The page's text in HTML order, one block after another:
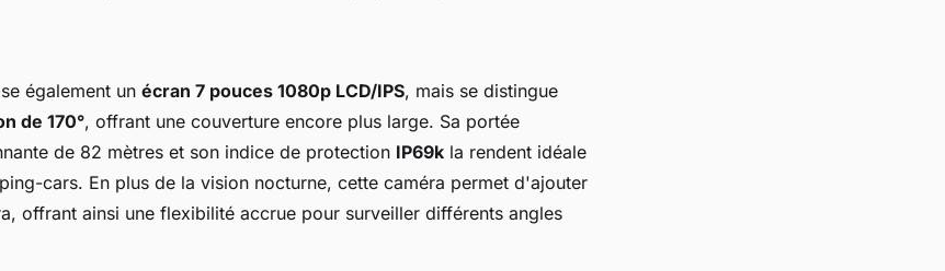
également un écran 7 pouces 1080p LCD/IPS, mais se distingue
de 170°, offrant une couverture encore plus large. Sa portée
de 82 mètres et son indice de protection IP69k la rendent idéale
cars. En plus de la vision nocturne, cette caméra permet d'ajouter
offrant ainsi une flexibilité accrue pour surveiller différents angles